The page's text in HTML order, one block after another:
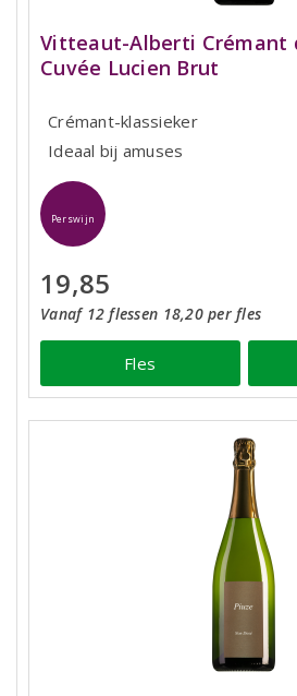
Vitteaut-Alberti Crémant
Cuvée Lucien Brut
Crémant-klassieker
Ideaal bij amuses
Perswijn
19,85
Vanaf 12 flessen 18,20 per fles
Fles